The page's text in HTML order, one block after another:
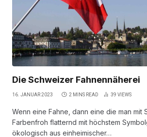
Die Schweizer Fahnennäherei
16. JANUAR 2023 2 MINS READ 39 VIEWS
Wenn eine Fahne, dann eine die man mit
Farbenfroh flatternd mit höchstem
ökologisch aus einheimischer…